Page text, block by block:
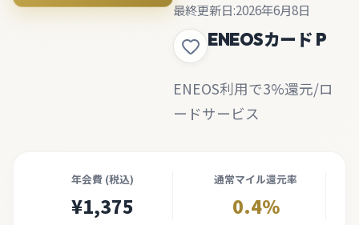
最終更新日:2026年6月8日
ENEOSカード P
ENEOS利用で3%還元/ロ
ードサービス
年会費 (税込)
¥1,375
通常マイル還元率
0.4%